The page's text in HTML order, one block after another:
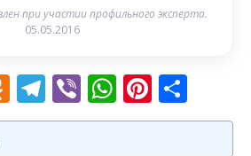
при участии профильного эксперта.
05.05.2016
Odnoklassniki
Telegram
Viber